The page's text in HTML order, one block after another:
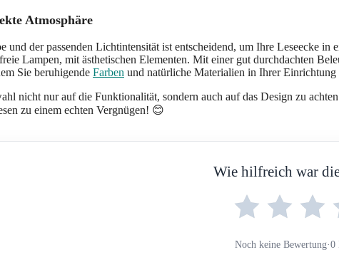
Atmosphäre
und der passenden Lichtintensität ist entscheidend, um Ihre Leseecke
Lampen, mit ästhetischen Elementen. Mit einer gut durchdachten
Sie beruhigende Farben und natürliche Materialien in Ihrer Einrichtung
nicht nur auf die Funktionalität, sondern auch auf das Design zu
zu einem echten Vergnügen! 😊
Wie hilfreich war
Noch keine Bewertung·0